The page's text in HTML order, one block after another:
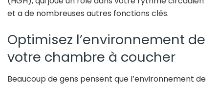
et a de nombreuses autres fonctions clés.
Optimisez l’environnement de
votre chambre à coucher
Beaucoup de gens pensent que l’environnement de